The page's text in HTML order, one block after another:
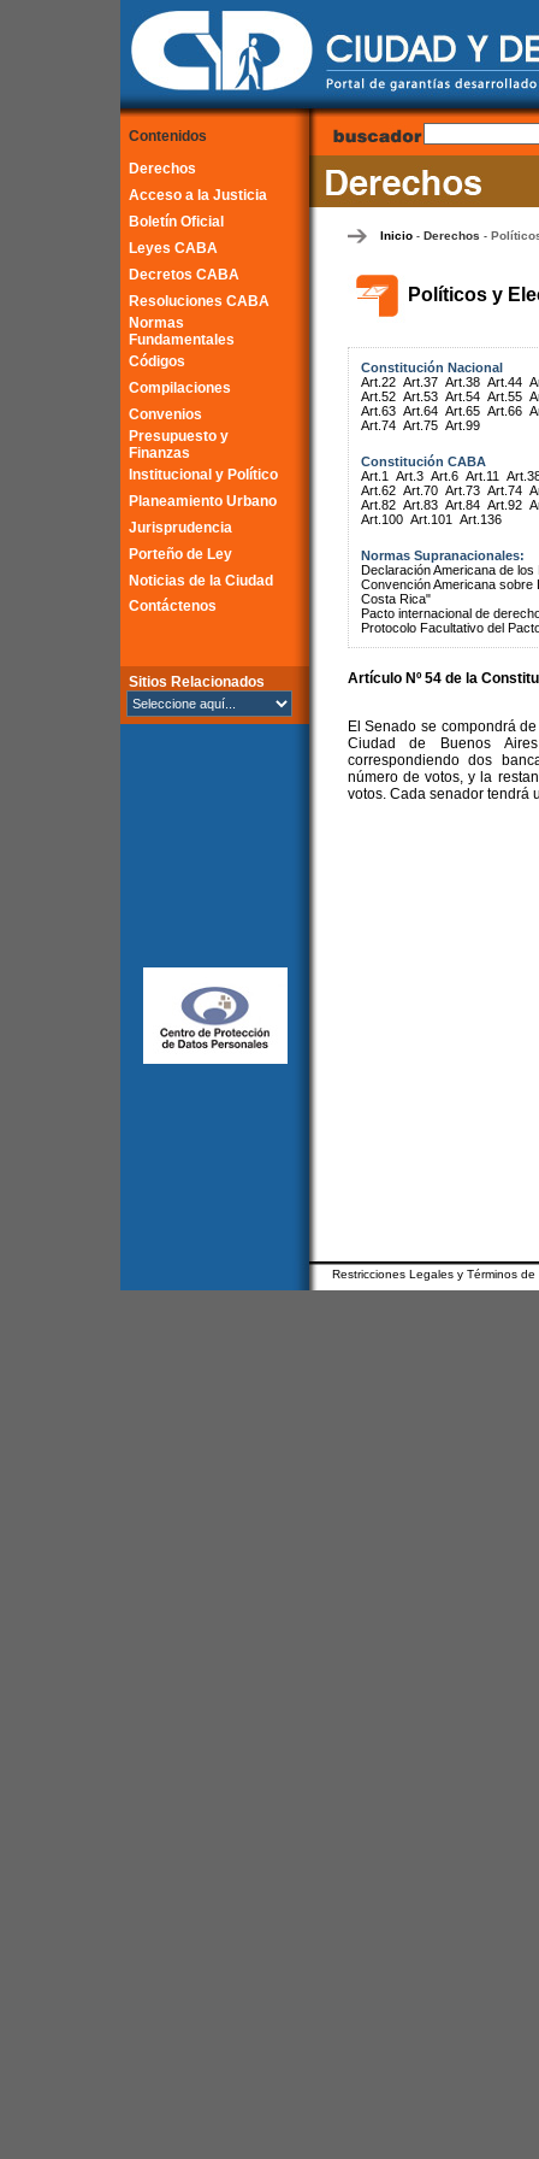
Contenidos
Derechos
Acceso a la Justicia
Boletín Oficial
Leyes CABA
Decretos CABA
Resoluciones CABA
Normas
Fundamentales
Códigos
Compilaciones
Convenios
Presupuesto y
Finanzas
Institucional y Político
Planeamiento Urbano
Jurisprudencia
Porteño de Ley
Noticias de la Ciudad
Contáctenos
Sitios Relacionados
Inicio- Derechos -
Políticos y
Constitución Nacional
Art.22 Art.37 Art.38 Art.44
Art.52 Art.53 Art.54 Art.55
Art.63 Art.64 Art.65 Art.66
Art.74 Art.75 Art.99
Constitución CABA
Art.1
Art.3 Art.6 Art.11
Art.62 Art.70 Art.73 Art.74
Art.82 Art.83 Art.84 Art.92
Art.100 Art.101 Art.136
Normas Supranacionales:
Declaración Americana de
Convención Americana
Costa Rica"
Pacto internacional de
Protocolo Facultativo del
Artículo Nº 54 de la
El Senado se compondrá
Ciudad de Buenos
correspondiendo dos
número de votos, y la
votos. Cada senador tendrá
Restricciones Legales y Términos de